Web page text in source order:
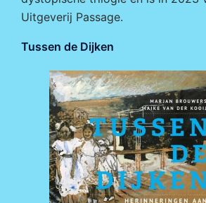
Uitgeverij Passage.
Tussen de Dijken